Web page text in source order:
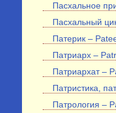
Пасхальное
Пасхальный
Патерик –
Патриарх –
Патриархат –
Патристика,
Патрология –